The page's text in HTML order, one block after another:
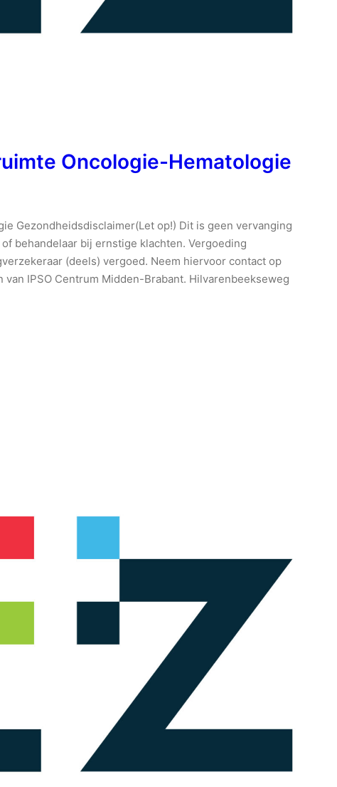
Oncologie-Hematologie
Gezondheidsdisclaimer(Let op!) Dit is geen vervanging
behandelaar bij ernstige klachten. Vergoeding
(deels) vergoed. Neem hiervoor contact op
IPSO Centrum Midden-Brabant. Hilvarenbeekseweg